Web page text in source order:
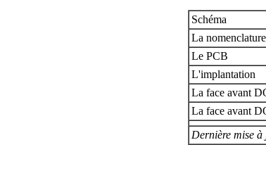
Schéma
La nomenclature
Le PCB
L'implantation
La face avant
La face avant
Dernière mise